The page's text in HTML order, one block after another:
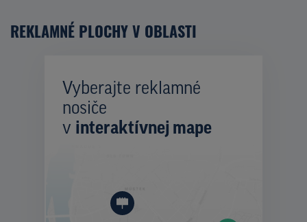
REKLAMNÉ PLOCHY V OBLASTI
Vyberajte reklamné
nosiče
v interaktívnej mape